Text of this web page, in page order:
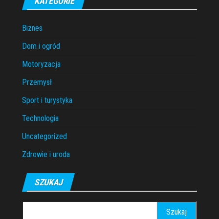
Biznes
Dom i ogród
Motoryzacja
Przemysł
Sport i turystyka
Technologia
Uncategorized
Zdrowie i uroda
SZUKAJ